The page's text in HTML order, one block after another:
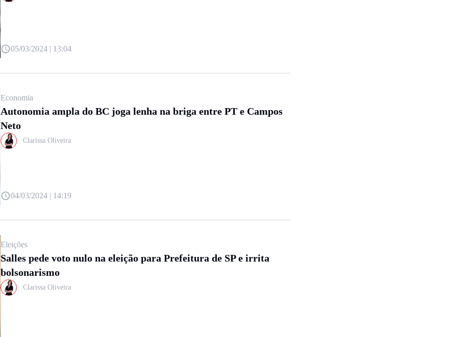
05/03/2024 | 13:04
Economia
Autonomia ampla do BC joga lenha na briga entre PT e Campos
Neto
Clarissa Oliveira
04/03/2024 | 14:19
Eleições
Salles pede voto nulo na eleição para Prefeitura de SP e irrita
bolsonarismo
Clarissa Oliveira